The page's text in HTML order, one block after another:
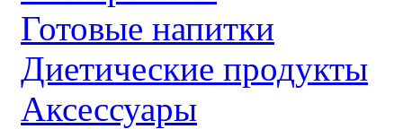
Готовые напитки
Диетические продукты
Аксессуары